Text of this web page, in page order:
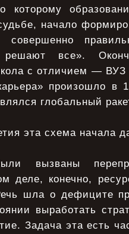
которому
начало
все».
с отличием —
произошло в
глобальный
эта схема начала
вызваны
деле, конечно,
шла о дефиците
выработать
Задача эта есть